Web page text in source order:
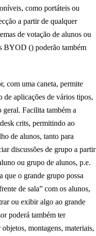
como portáteis ou
a partir de qualquer
de votação de alunos ou
BYOD () poderão também
com uma caneta, permite
de aplicações de vários tipos,
geral. Facilita também a
crits, permitindo ao
de alunos, tanto para
discussões de grupo a partir
ou grupo de alunos, p.e.
que o grande grupo possa
de sala” com os alunos,
ou exibir algo ao grande
poderá também ter
montagens, materiais,